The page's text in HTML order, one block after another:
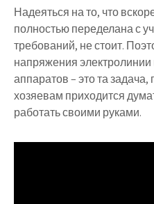
Надеяться на то, что
полностью переделана с
требований, не стоит.
напряжения
аппаратов – это та
хозяевам приходится
работать своими руками.